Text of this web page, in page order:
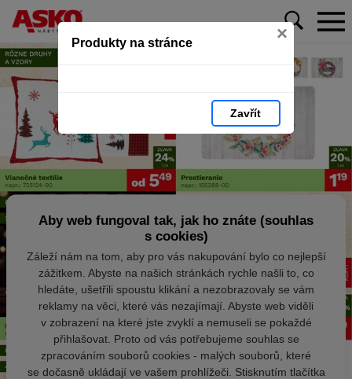
Produkty na stránce ×
Zavřít
Aby web fungoval tak, jak ho znáte (souhlas
s cookies)
Záleží nám na tom, aby pro vás nakupování bylo co nejlepší
zážitkem. Abyste na našich stránkách rychle našli to, co
hledáte, ušetřili spoustu klikání a nezobrazovaly se vám
reklamy na věci, které vás nezajímají. Abyste web viděli
v zobrazení na které jste zvyklí a nemuseli se pokaždé
přihlašovat. Proto od vás potřebujeme souhlas se
zpracováním souborů cookies - malých souborů, které
se dočasně ukládají ve vašem prohlížeči. Stisknutím tlačítka